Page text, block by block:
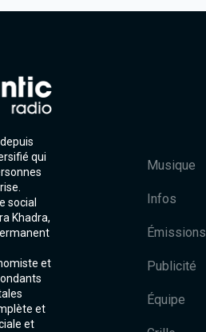
qui
social
Khadra,
et
et
et
Musique
Infos
Émissions
Publicité
Équipe